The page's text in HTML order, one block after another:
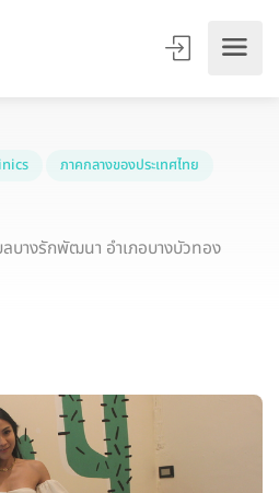
บางรักพัฒนา อำเภอบางบัวทอง